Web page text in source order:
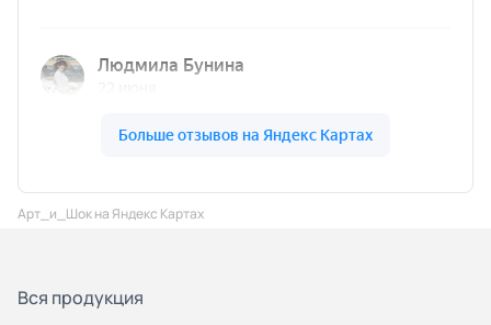
Арт_и_Шок на Яндекс Картах
Вся продукция